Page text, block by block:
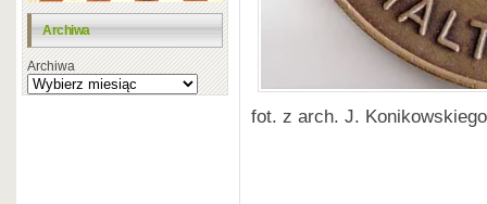
Archiwa
Archiwa
fot. z arch. J. Konikowskiego